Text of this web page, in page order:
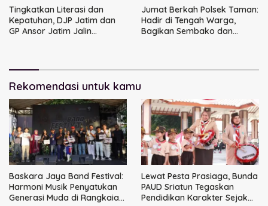
Tingkatkan Literasi dan
Kepatuhan, DJP Jatim dan
GP Ansor Jatim Jalin
Jumat Berkah Polsek Taman:
Hadir di Tengah Warga,
Bagikan Sembako dan
Rekomendasi untuk kamu
Baskara Jaya Band Festival:
Harmoni Musik Penyatukan
Generasi Muda di Rangkaian
Lewat Pesta Prasiaga, Bunda
PAUD Sriatun Tegaskan
Pendidikan Karakter Sejak